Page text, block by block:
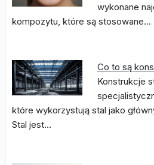
wykonane
kompozytu, które są stosowane…
Co to są
Konstrukcje
które wykorzystują stal jako
Stal jest…